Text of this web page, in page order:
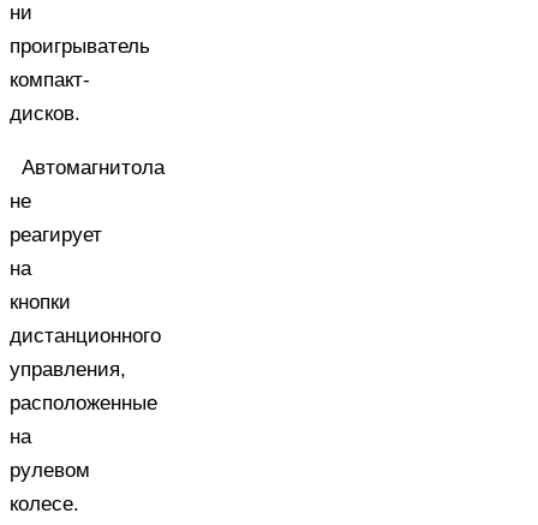
ни
проигрыватель
компакт-
дисков.
Автомагнитола
не
реагирует
на
кнопки
дистанционного
управления,
расположенные
на
рулевом
колесе.